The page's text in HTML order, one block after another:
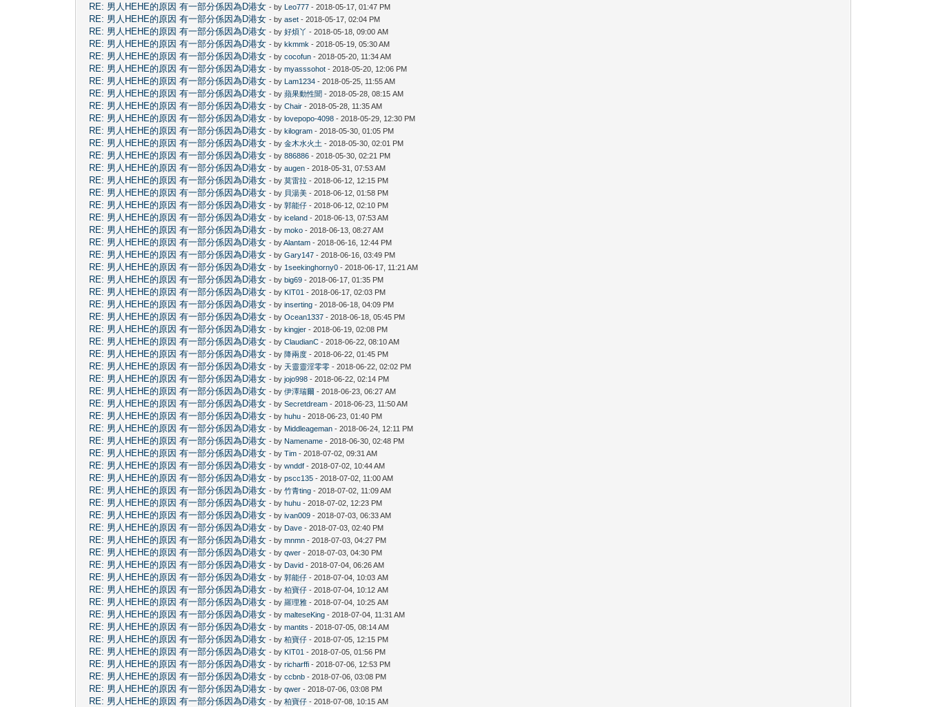
RE: 男人HEHE的原因 有一部分係因為D港女 - by Leo777 - 2018-05-17, 01:47 PM
RE: 男人HEHE的原因 有一部分係因為D港女 - byaset - 2018-05-17, 02:04 PM
RE: 男人HEHE的原因 有一部分係因為D港女 - by好煩丫 - 2018-05-18, 09:00 AM
RE: 男人HEHE的原因 有一部分係因為D港女 - bykkmmk - 2018-05-19, 05:30 AM
RE: 男人HEHE的原因 有一部分係因為D港女 - bycocofun - 2018-05-20, 11:34 AM
RE: 男人HEHE的原因 有一部分係因為D港女 - bymyasssohot - 2018-05-20, 12:06 PM
RE: 男人HEHE的原因 有一部分係因為D港女 - by Lam1234 - 2018-05-25, 11:55 AM
RE: 男人HEHE的原因 有一部分係因為D港女 - by蘋果動性聞 - 2018-05-28, 08:15 AM
RE: 男人HEHE的原因 有一部分係因為D港女 - byChair - 2018-05-28, 11:35 AM
RE: 男人HEHE的原因 有一部分係因為D港女 - bylovepopo-4098 - 2018-05-29, 12:30 PM
RE: 男人HEHE的原因 有一部分係因為D港女 - bykilogram - 2018-05-30, 01:05 PM
RE: 男人HEHE的原因 有一部分係因為D港女 - by金木水火土 - 2018-05-30, 02:01 PM
RE: 男人HEHE的原因 有一部分係因為D港女 - by886886 - 2018-05-30, 02:21 PM
RE: 男人HEHE的原因 有一部分係因為D港女 - byaugen - 2018-05-31, 07:53 AM
RE: 男人HEHE的原因 有一部分係因為D港女 - by莫雷拉 - 2018-06-12, 12:15 PM
RE: 男人HEHE的原因 有一部分係因為D港女 - by 貝湯美 - 2018-06-12, 01:58 PM
RE: 男人HEHE的原因 有一部分係因為D港女 - by郭能仔 - 2018-06-12, 02:10 PM
RE: 男人HEHE的原因 有一部分係因為D港女 - byiceland - 2018-06-13, 07:53 AM
RE: 男人HEHE的原因 有一部分係因為D港女 - bymoko - 2018-06-13, 08:27 AM
RE: 男人HEHE的原因 有一部分係因為D港女 - byAlantam - 2018-06-16, 12:44 PM
RE: 男人HEHE的原因 有一部分係因為D港女 - byGary147 - 2018-06-16, 03:49 PM
RE: 男人HEHE的原因 有一部分係因為D港女 - by 1seekinghorny0 - 2018-06-17, 11:21 AM
RE: 男人HEHE的原因 有一部分係因為D港女 - bybig69 - 2018-06-17, 01:35 PM
RE: 男人HEHE的原因 有一部分係因為D港女 - by KIT01 - 2018-06-17, 02:03 PM
RE: 男人HEHE的原因 有一部分係因為D港女 - byinserting - 2018-06-18, 04:09 PM
RE: 男人HEHE的原因 有一部分係因為D港女 - byOcean1337 - 2018-06-18, 05:45 PM
RE: 男人HEHE的原因 有一部分係因為D港女 - bykingjer - 2018-06-19, 02:08 PM
RE: 男人HEHE的原因 有一部分係因為D港女 - byClaudianC - 2018-06-22, 08:10 AM
RE: 男人HEHE的原因 有一部分係因為D港女 - by降兩度 - 2018-06-22, 01:45 PM
RE: 男人HEHE的原因 有一部分係因為D港女 - by 天靈靈淫零零 - 2018-06-22, 02:02 PM
RE: 男人HEHE的原因 有一部分係因為D港女 - byjojo998 - 2018-06-22, 02:14 PM
RE: 男人HEHE的原因 有一部分係因為D港女 - by伊澤瑞爾 - 2018-06-23, 06:27 AM
RE: 男人HEHE的原因 有一部分係因為D港女 - bySecretdream - 2018-06-23, 11:50 AM
RE: 男人HEHE的原因 有一部分係因為D港女 - byhuhu - 2018-06-23, 01:40 PM
RE: 男人HEHE的原因 有一部分係因為D港女 - by Middleageman - 2018-06-24, 12:11 PM
RE: 男人HEHE的原因 有一部分係因為D港女 - by Namename - 2018-06-30, 02:48 PM
RE: 男人HEHE的原因 有一部分係因為D港女 - byTim - 2018-07-02, 09:31 AM
RE: 男人HEHE的原因 有一部分係因為D港女 - bywnddf - 2018-07-02, 10:44 AM
RE: 男人HEHE的原因 有一部分係因為D港女 - bypscc135 - 2018-07-02, 11:00 AM
RE: 男人HEHE的原因 有一部分係因為D港女 - by竹青ting - 2018-07-02, 11:09 AM
RE: 男人HEHE的原因 有一部分係因為D港女 - byhuhu - 2018-07-02, 12:23 PM
RE: 男人HEHE的原因 有一部分係因為D港女 - byivan009 - 2018-07-03, 06:33 AM
RE: 男人HEHE的原因 有一部分係因為D港女 - by Dave - 2018-07-03, 02:40 PM
RE: 男人HEHE的原因 有一部分係因為D港女 - bymnmn - 2018-07-03, 04:27 PM
RE: 男人HEHE的原因 有一部分係因為D港女 - byqwer - 2018-07-03, 04:30 PM
RE: 男人HEHE的原因 有一部分係因為D港女 - by David - 2018-07-04, 06:26 AM
RE: 男人HEHE的原因 有一部分係因為D港女 - by郭能仔 - 2018-07-04, 10:03 AM
RE: 男人HEHE的原因 有一部分係因為D港女 - by柏寶仔 - 2018-07-04, 10:12 AM
RE: 男人HEHE的原因 有一部分係因為D港女 - by羅理雅 - 2018-07-04, 10:25 AM
RE: 男人HEHE的原因 有一部分係因為D港女 - bymalteseKing - 2018-07-04, 11:31 AM
RE: 男人HEHE的原因 有一部分係因為D港女 - bymantits - 2018-07-05, 08:14 AM
RE: 男人HEHE的原因 有一部分係因為D港女 - by柏寶仔 - 2018-07-05, 12:15 PM
RE: 男人HEHE的原因 有一部分係因為D港女 - by KIT01 - 2018-07-05, 01:56 PM
RE: 男人HEHE的原因 有一部分係因為D港女 - byricharffi - 2018-07-06, 12:53 PM
RE: 男人HEHE的原因 有一部分係因為D港女 - byccbnb - 2018-07-06, 03:08 PM
RE: 男人HEHE的原因 有一部分係因為D港女 - byqwer - 2018-07-06, 03:08 PM
RE: 男人HEHE的原因 有一部分係因為D港女 - by柏寶仔 - 2018-07-08, 10:15 AM